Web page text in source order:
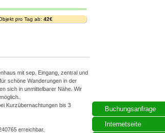
Buchungsanfrage
Internetseite
pro Tag ab: 42€
mit sep. Eingang, zentral und
schöne Wanderungen in der
sich in unmittelbarer Nähe. Wir
Kurzübernachtungen bis 3
erreichbar.